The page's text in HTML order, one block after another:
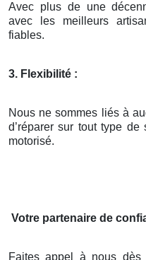
Avec plus de une
avec les meilleurs
fiables.
3. Flexibilité :
Nous ne sommes liés à
d’réparer sur tout type de
motorisé.
Votre partenaire de
Faites appel à nous dès